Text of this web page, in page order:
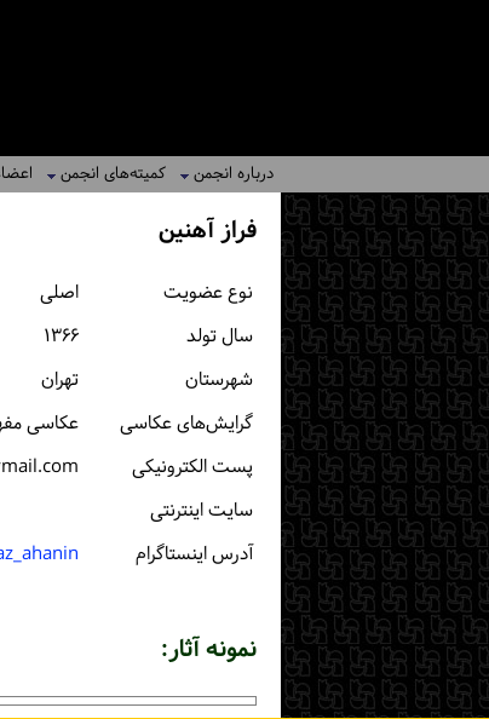
درباره انجمن کمیته‌های انجمن
فراز آهنین
نوع عضویت
اصلی
سال تولد
۱۳۶۶
شهرستان
تهران
گرایش‌های عکاسی
عکاسی
پست الكترونیكی
سایت اینترنتی
آدرس اینستاگرام
نمونه آثار: